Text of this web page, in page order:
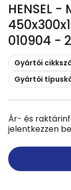
HENSEL
010904 -
Másolás
Gyártói
Másolás
Gyártói
Ár- és
jelentkezzen